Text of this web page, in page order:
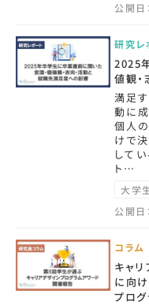
公開日
研究レ
2025
値観
満足
動に
個人
けで
して
ト…
大学
公開日
コラム
キャ
に向
プログ